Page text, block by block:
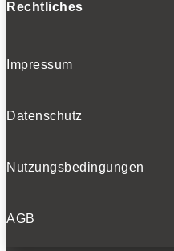
Rechtliches
Impressum
Datenschutz
Nutzungsbedingungen
AGB